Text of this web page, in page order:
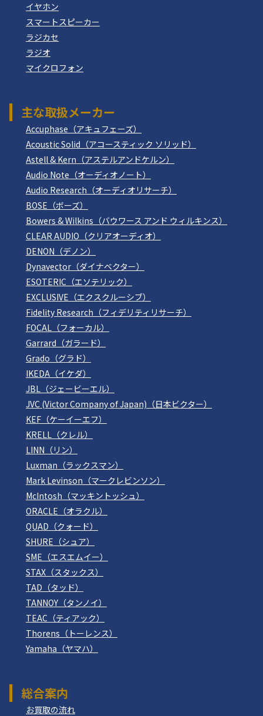
イヤホン
スマートスピーカー
ラジカセ
ラジオ
マイクロフォン
主な取扱メーカー
Accuphase（アキュフェーズ）
Acoustic Solid（アコースティック ソリッド）
Astell & Kern（アステルアンドケルン）
Audio Note（オーディオノート）
Audio Research（オーディオリサーチ）
BOSE（ボーズ）
Bowers & Wilkins（バウワース アンド ウィルキンス）
CLEAR AUDIO（クリアオーディオ）
DENON（デノン）
Dynavector（ダイナベクター）
ESOTERIC（エソテリック）
EXCLUSIVE（エクスクルーシブ）
Fidelity Research（フィデリティリサーチ）
FOCAL（フォーカル）
Garrard（ガラード）
Grado（グラド）
IKEDA（イケダ）
JBL（ジェービーエル）
JVC (Victor Company of Japan)（日本ビクター）
KEF（ケーイーエフ）
KRELL（クレル）
LINN（リン）
Luxman（ラックスマン）
Mark Levinson（マークレビンソン）
McIntosh（マッキントッシュ）
ORACLE（オラクル）
QUAD（クォード）
SHURE（シュア）
SME（エスエムイー）
STAX（スタックス）
TAD（タッド）
TANNOY（タンノイ）
TEAC（ティアック）
Thorens（トーレンス）
Yamaha（ヤマハ）
総合案内
お買取の流れ